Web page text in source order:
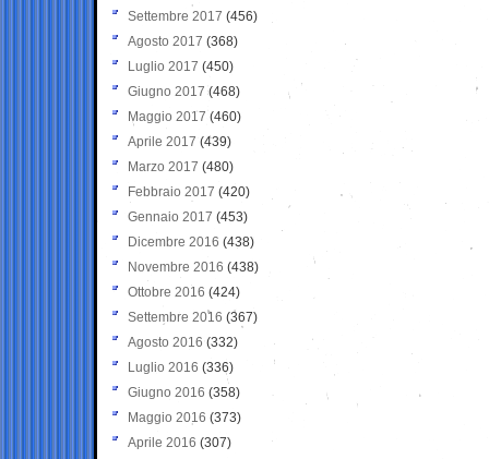
Settembre 2017 (456)
Agosto 2017 (368)
Luglio 2017 (450)
Giugno 2017 (468)
Maggio 2017 (460)
Aprile 2017 (439)
Marzo 2017 (480)
Febbraio 2017 (420)
Gennaio 2017 (453)
Dicembre 2016 (438)
Novembre 2016 (438)
Ottobre 2016 (424)
Settembre 2016 (367)
Agosto 2016 (332)
Luglio 2016 (336)
Giugno 2016 (358)
Maggio 2016 (373)
Aprile 2016 (307)